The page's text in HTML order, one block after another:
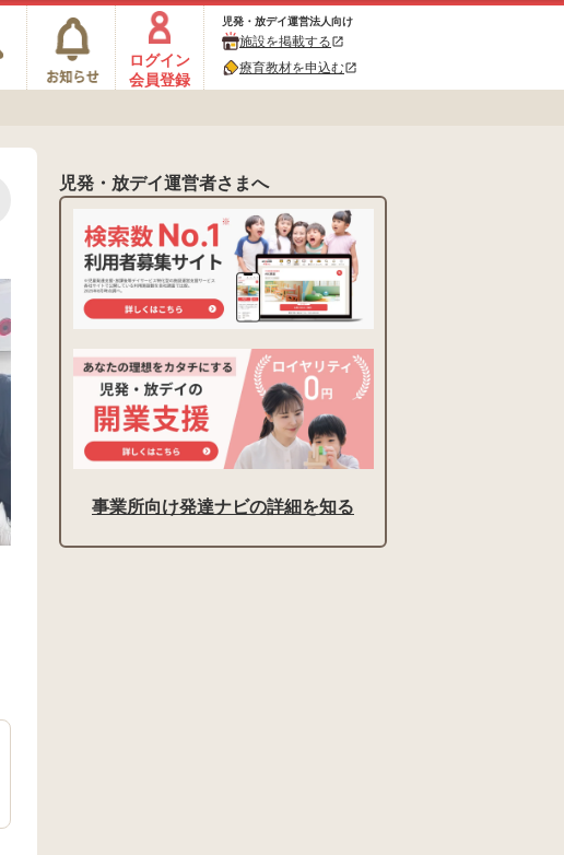
ログイン
会員登録
児発・放デイ運営法人向け
施設を掲載するopen_in_new
療育教材を申込むopen_in_new
児発・放デイ運営者さまへ
事業所向け発達ナビの詳細を知る